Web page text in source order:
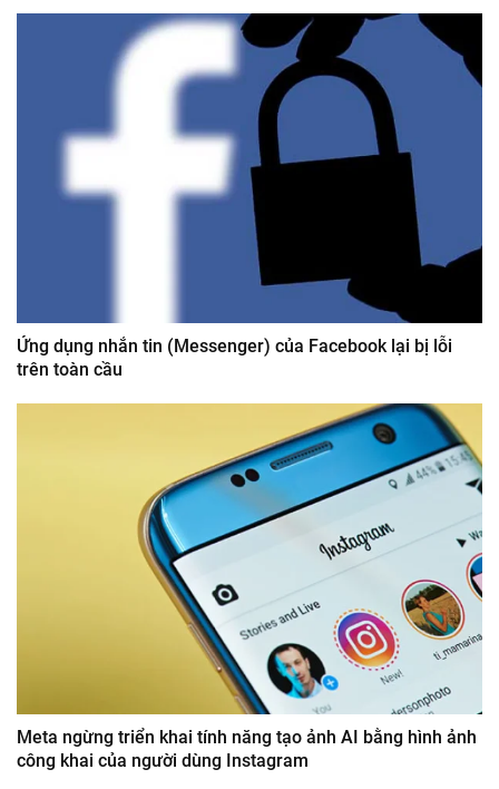
Ứng dụng nhắn tin (Messenger) của Facebook lại bị lỗi
trên toàn cầu
Meta ngừng triển khai tính năng tạo ảnh AI bằng hình ảnh
công khai của người dùng Instagram